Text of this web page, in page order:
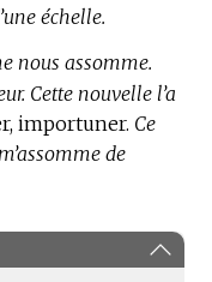
échelle.
nous assomme.
Cette nouvelle l’a
importuner. Ce
de